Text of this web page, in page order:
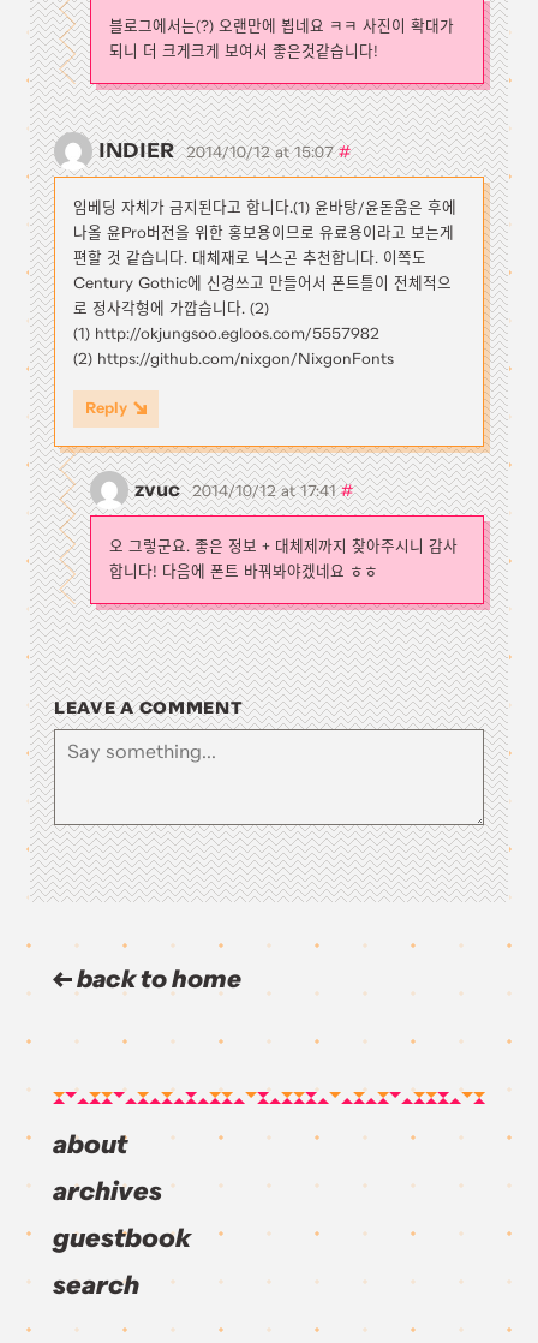
블로그에서는(?) 오랜만에 뵙네요 ㅋㅋ 사진이 확대가
되니 더 크게크게 보여서 좋은것같습니다!
INDIER 2014/10/12 at 15:07#
임베딩 자체가 금지된다고 합니다.(1) 윤바탕/윤돋움은 후에
나올 윤Pro버전을 위한 홍보용이므로 유료용이라고 보는게
편할 것 같습니다. 대체재로 닉스곤 추천합니다. 이쪽도
Century Gothic에 신경쓰고 만들어서 폰트틀이 전체적으
로 정사각형에 가깝습니다. (2)
(1) http://okjungsoo.egloos.com/5557982
(2) https://github.com/nixgon/NixgonFonts
Reply
zvuc 2014/10/12 at 17:41#
오 그렇군요. 좋은 정보 + 대체제까지 찾아주시니 감사
합니다! 다음에 폰트 바꿔봐야겠네요 ㅎㅎ
LEAVE A COMMENT
back to home
about
archives
guestbook
search